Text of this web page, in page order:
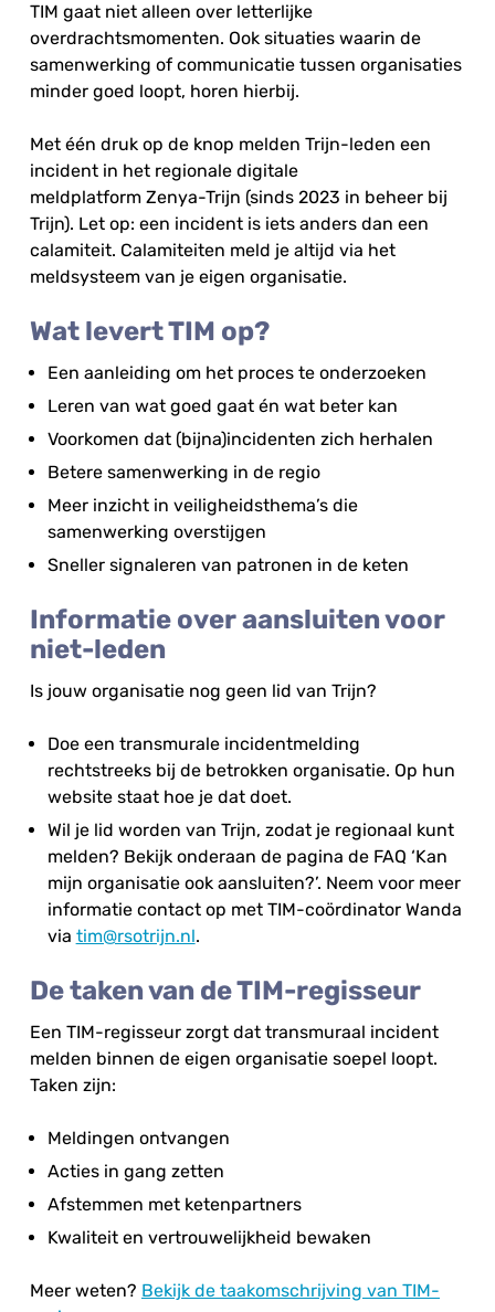
TIM gaat niet alleen over letterlijke
overdrachtsmomenten. Ook situaties waarin de
samenwerking of communicatie tussen organisaties
minder goed loopt, horen hierbij.
Met één druk op de knop melden Trijn-leden een
incident in het regionale digitale
meldplatform Zenya-Trijn (sinds 2023 in beheer bij
Trijn). Let op: een incident is iets anders dan een
calamiteit. Calamiteiten meld je altijd via het
meldsysteem van je eigen organisatie.
Wat levert TIM op?
Een aanleiding om het proces te onderzoeken
Leren van wat goed gaat én wat beter kan
Voorkomen dat (bijna)incidenten zich herhalen
Betere samenwerking in de regio
Meer inzicht in veiligheidsthema’s die
samenwerking overstijgen
Sneller signaleren van patronen in de keten
Informatie over aansluiten voor
niet-leden
Is jouw organisatie nog geen lid van Trijn?
Doe een transmurale incidentmelding
rechtstreeks bij de betrokken organisatie. Op hun
website staat hoe je dat doet.
Wil je lid worden van Trijn, zodat je regionaal kunt
melden? Bekijk onderaan de pagina de FAQ ‘Kan
mijn organisatie ook aansluiten?’. Neem voor meer
informatie contact op met TIM-coördinator Wanda
via tim@rsotrijn.nl.
De taken van de TIM-regisseur
Een TIM-regisseur zorgt dat transmuraal incident
melden binnen de eigen organisatie soepel loopt.
Taken zijn:
Meldingen ontvangen
Acties in gang zetten
Afstemmen met ketenpartners
Kwaliteit en vertrouwelijkheid bewaken
Meer weten? Bekijk de taakomschrijving van TIM-